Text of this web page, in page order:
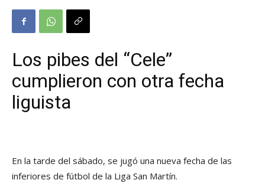
Los pibes del “Cele”
cumplieron con otra fecha
liguista
En la tarde del sábado, se jugó una nueva fecha de las
inferiores de fútbol de la Liga San Martín.